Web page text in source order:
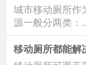
城市移动厕所作
源一般分两类：
移动厕所都能解